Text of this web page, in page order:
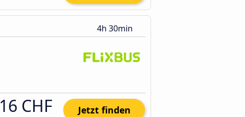
4h 30min
16 CHF Jetzt finden